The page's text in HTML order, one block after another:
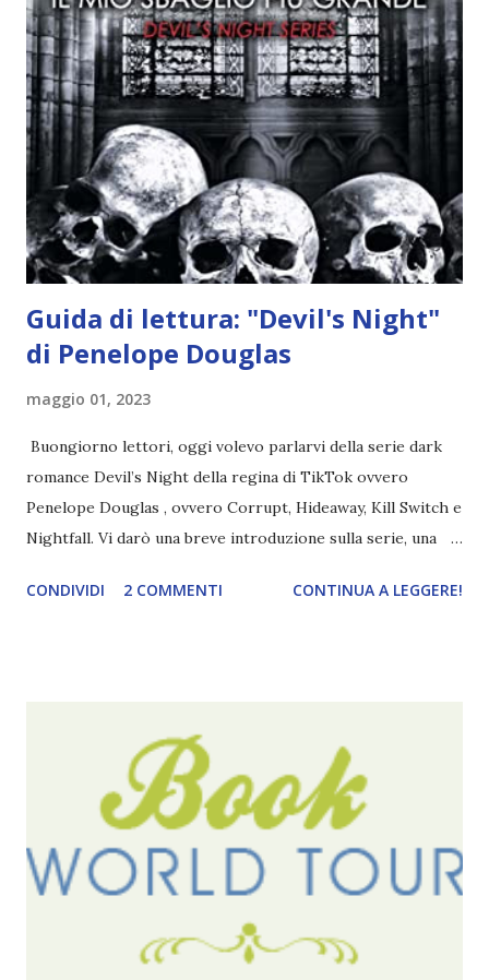
angelo puro, Elemiah. Ma, a differenza di cosa pensano,
l'angelo non ha intenzione di fare una strage, piuttosto è lì
per avvertili che Mikael non è più "l'angelo puro" che
credono e che potrebbe aver ucciso altri mezzi angeli, tipo
Rafael. A quelle parole, Haniel seguito da altri ibridi, si reca
nell'appartamento, senza risultati. Infine cercano nella
chiesetta. Lì trovano Rafael alle prese con gli angeli puri,
ma questa volta ...
Guida di lettura: "Devil's Night"
di Penelope Douglas
maggio 01, 2023
Buongiorno lettori, oggi volevo parlarvi della serie dark
romance Devil’s Night della regina di TikTok ovvero
Penelope Douglas , ovvero Corrupt, Hideaway, Kill Switch e
Nightfall. Vi darò una breve introduzione sulla serie, una
e anche un breve commento sui libri singoli. I libri sono in
Pagine: 448 Editore: Newton Compton Editori
Pubblicazione: 10 Gennaio 2023 Traduttore: Laura Lancini
Trama: “Si chiama Michael Crist. È il fratello maggiore del
mio ragazzo ed è come quei film dell'orrore che guardi
coprendoti gli occhi. È bellissimo, forte, e assolutamente
visto, l'ho sentito. Le cose che ha fatto, i misfatti ch...
CONDIVIDI 2 COMMENTI CONTINUA A LEGGERE!